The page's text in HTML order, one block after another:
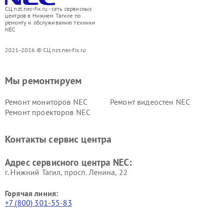
СЦ nzt.nec-fix.ru - сеть сервисных
центров в Нижнем Тагиле по
ремонту и обслуживанию техники
NEC
2021-2026 © СЦ nzt.nec-fix.ru
Мы ремонтируем
Ремонт мониторов NEC
Ремонт видеостен NEC
Ремонт проекторов NEC
Контакты сервис центра
Адрес сервисного центра NEC:
г. Нижний Тагил, просп. Ленина, 22
Горячая линия:
+7 (800) 301-55-83